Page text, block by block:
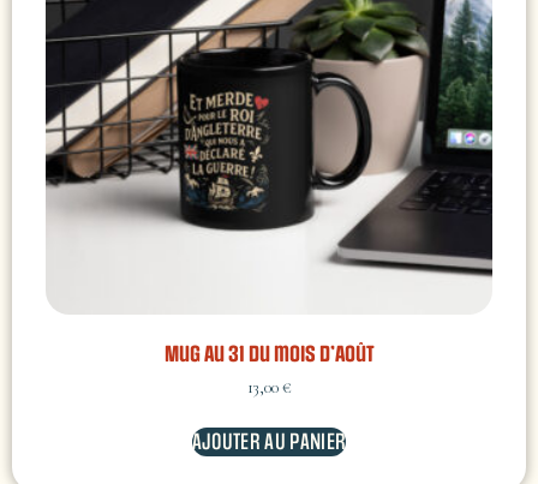
Mug Au 31 du mois d’Août
13,00€
AJOUTER AU PANIER